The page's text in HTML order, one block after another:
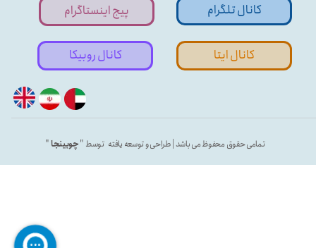
تمامی حقوق محفوظ می باشد | طراحی و توسعه یافته توسط "چوبینجا"
پیج اینستاگرام کانال تلگرام
کانال ایتا کانال روبیکا